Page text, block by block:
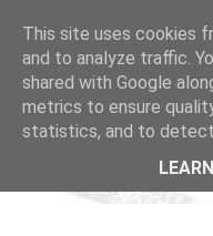
This site uses cookies
and to analyze traffic.
shared with Google
metrics to ensure
statistics, and to detect